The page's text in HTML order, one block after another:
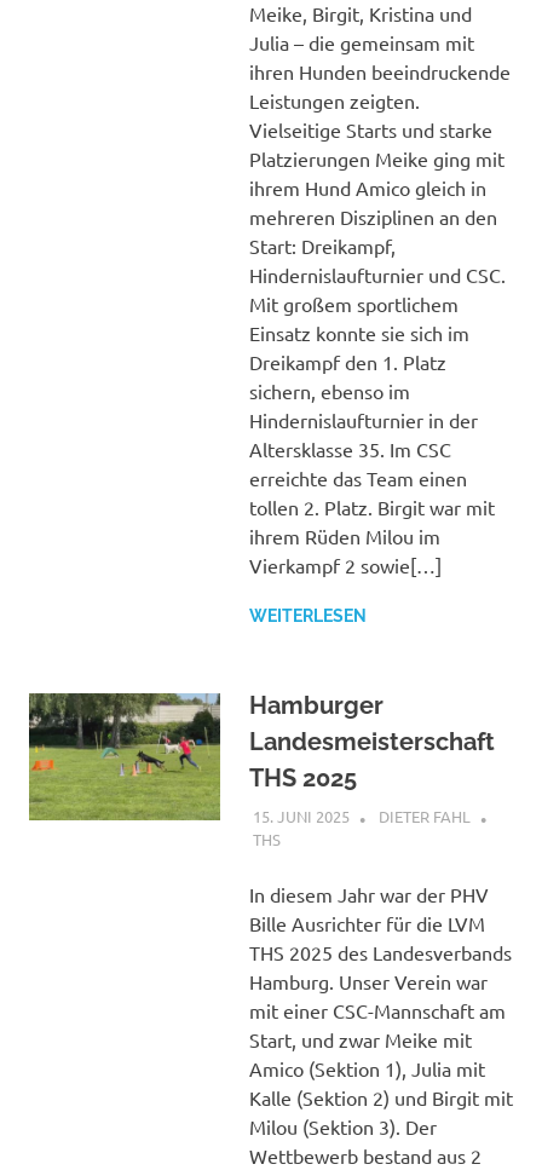
Meike, Birgit, Kristina und
Julia – die gemeinsam mit
ihren Hunden beeindruckende
Leistungen zeigten.
Vielseitige Starts und starke
Platzierungen Meike ging mit
ihrem Hund Amico gleich in
mehreren Disziplinen an den
Start: Dreikampf,
Hindernislaufturnier und CSC.
Mit großem sportlichem
Einsatz konnte sie sich im
Dreikampf den 1. Platz
sichern, ebenso im
Hindernislaufturnier in der
Altersklasse 35. Im CSC
erreichte das Team einen
tollen 2. Platz. Birgit war mit
ihrem Rüden Milou im
Vierkampf 2 sowie[…]
WEITERLESEN
Hamburger
Landesmeisterschaft
THS 2025
15. JUNI 2025
DIETER FAHL
THS
In diesem Jahr war der PHV
Bille Ausrichter für die LVM
THS 2025 des Landesverbands
Hamburg. Unser Verein war
mit einer CSC-Mannschaft am
Start, und zwar Meike mit
Amico (Sektion 1), Julia mit
Kalle (Sektion 2) und Birgit mit
Milou (Sektion 3). Der
Wettbewerb bestand aus 2